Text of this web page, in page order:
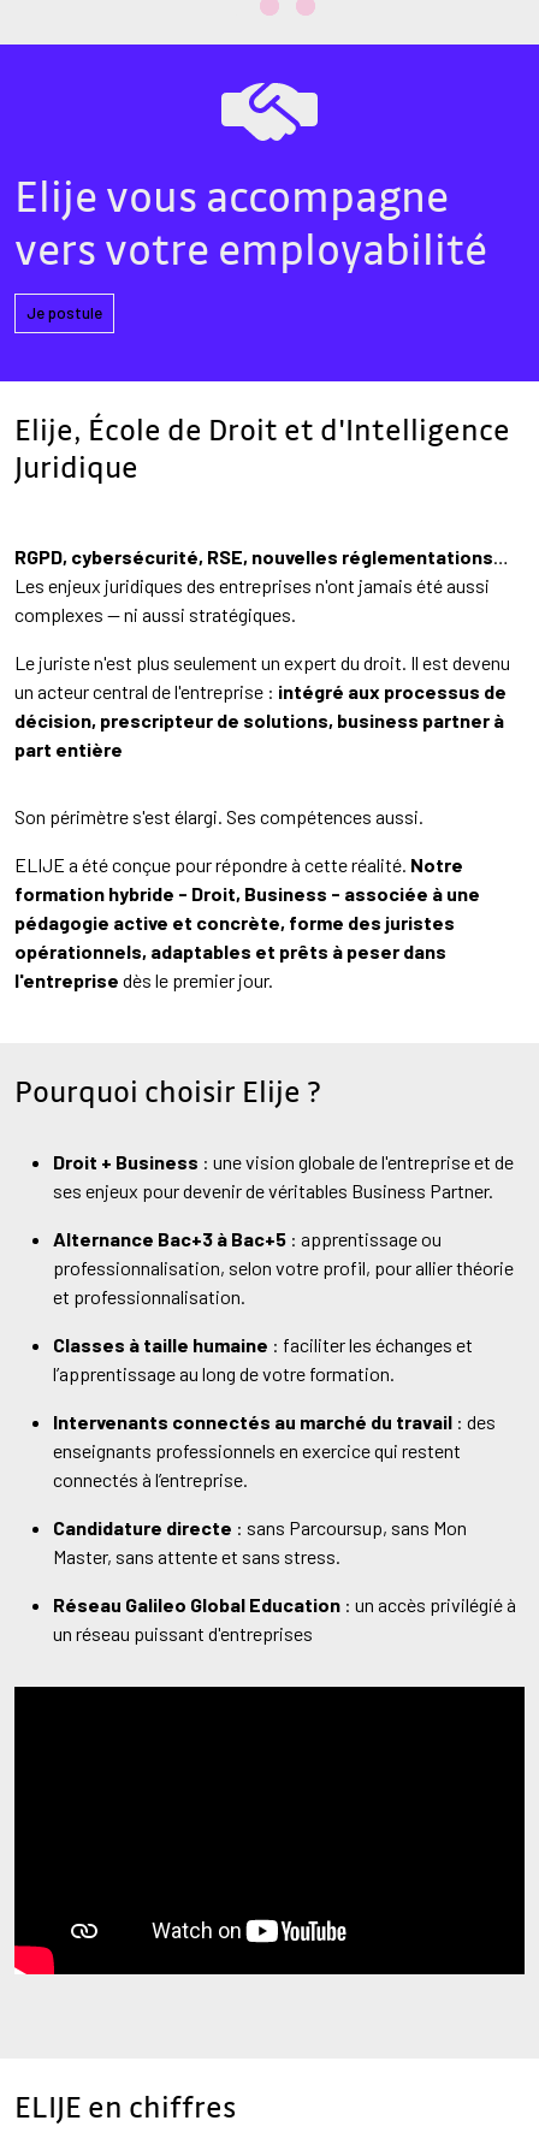
Elije vous accompagne
vers votre employabilité
Je postule
Elije, École de Droit et d'Intelligence
Juridique
RGPD, cybersécurité, RSE, nouvelles réglementations…
Les enjeux juridiques des entreprises n'ont jamais été aussi
complexes — ni aussi stratégiques.
Le juriste n'est plus seulement un expert du droit. Il est devenu
un acteur central de l'entreprise : intégré aux processus de
décision, prescripteur de solutions, business partner à
part entière
Son périmètre s'est élargi. Ses compétences aussi.
ELIJE a été conçue pour répondre à cette réalité. Notre
formation hybride - Droit, Business - associée à une
pédagogie active et concrète, forme des juristes
opérationnels, adaptables et prêts à peser dans
l'entreprise dès le premier jour.
Pourquoi choisir Elije ?
Droit + Business : une vision globale de l'entreprise et de
ses enjeux pour devenir de véritables Business Partner.
Alternance Bac+3 à Bac+5 : apprentissage ou
professionnalisation, selon votre profil, pour allier théorie
et professionnalisation.
Classes à taille humaine : faciliter les échanges et
l’apprentissage au long de votre formation.
Intervenants connectés au marché du travail : des
enseignants professionnels en exercice qui restent
connectés à l’entreprise.
Candidature directe : sans Parcoursup, sans Mon
Master, sans attente et sans stress.
Réseau Galileo Global Education : un accès privilégié à
un réseau puissant d'entreprises
ELIJE en chiffres